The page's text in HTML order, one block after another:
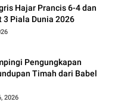
Hajar Prancis 6-4 dan
3 Piala Dunia 2026
Pengungkapan
Timah dari Babel
2026